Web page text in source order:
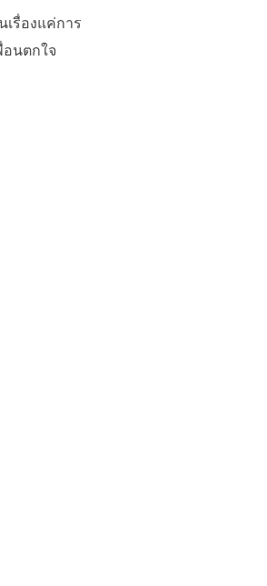
รื่องแค่การ
นตกใจ